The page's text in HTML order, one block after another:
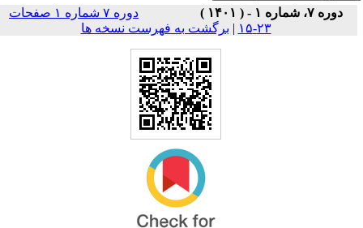
دوره ۷، شماره ۱ - ( ۱۴۰۱ )
دوره ۷ شماره ۱ صفحات
۲۳-۱۵
| برگشت به فهرست نسخه ها